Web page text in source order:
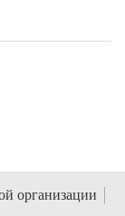
организации